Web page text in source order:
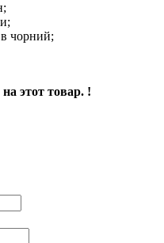
в чорний;
этот товар. !